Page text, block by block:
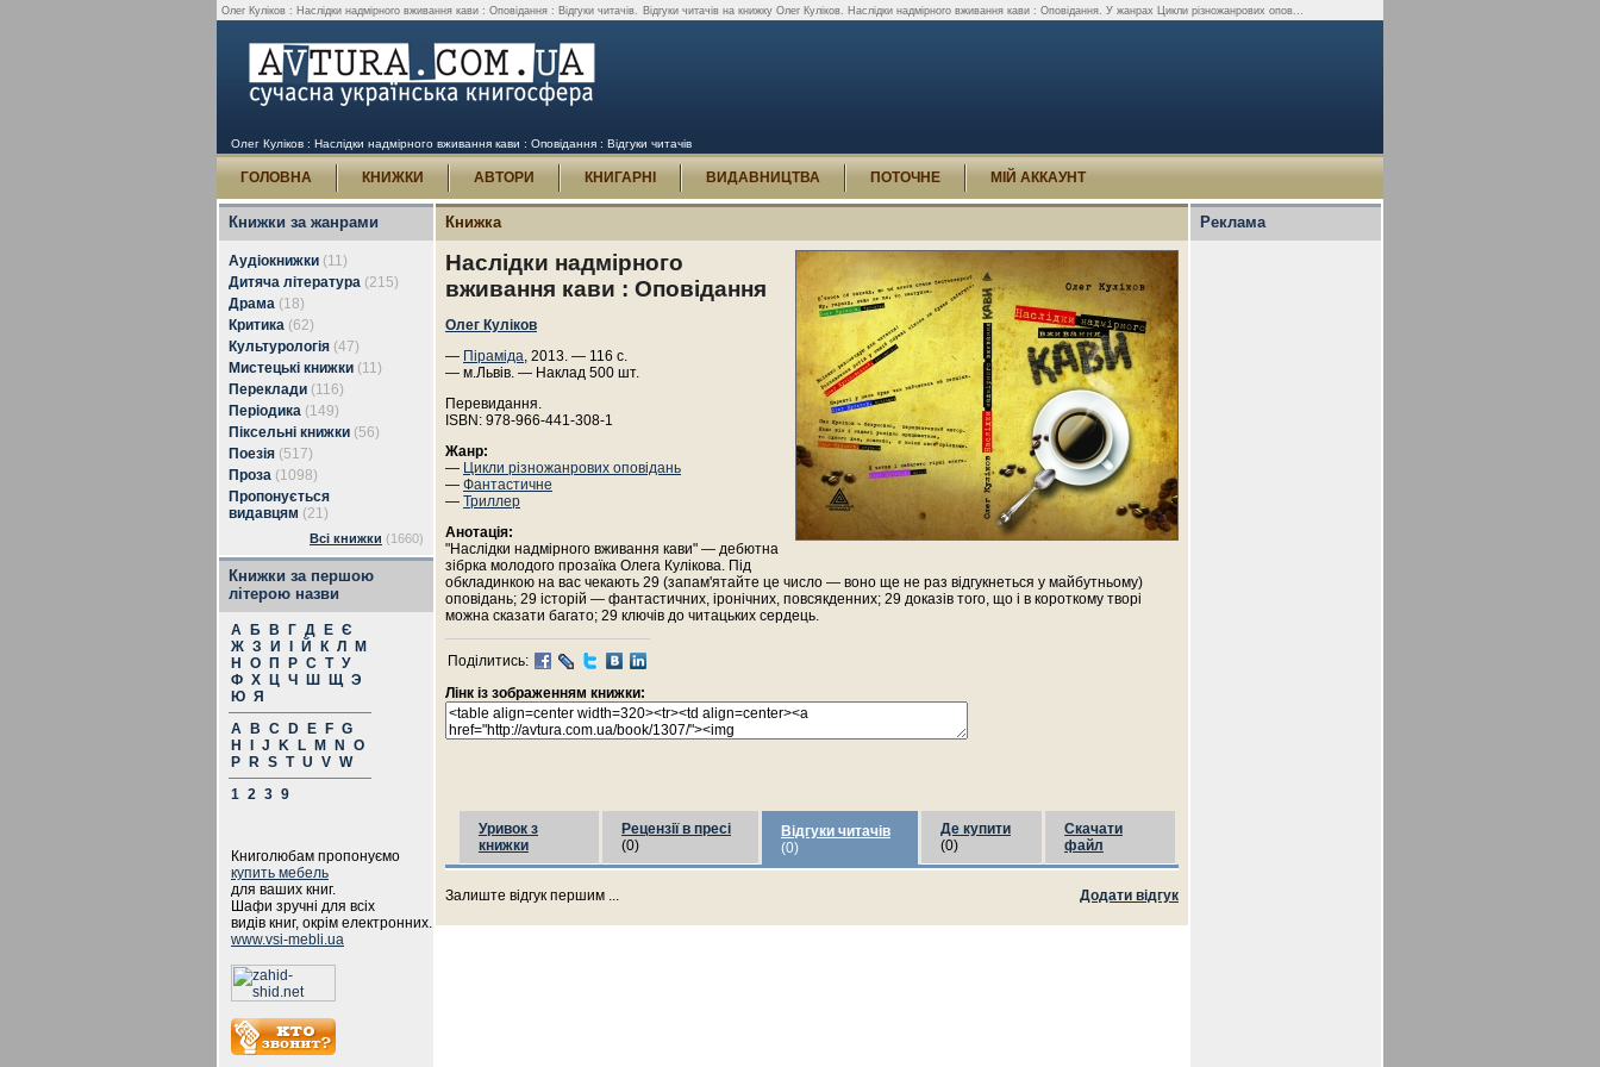
Олег Куліков : Наслідки надмірного вживання кави : Оповідання : Відгуки читачів. Відгуки читачів на книжку Олег Куліков. Наслідки надмірного вживання кави : Оповідання. У жанрах Цикли різножанрових опов...
Олег Куліков : Наслідки надмірного вживання кави : Оповідання : Відгуки читачів
ГОЛОВНА КНИЖКИ АВТОРИ КНИГАРНІ ВИДАВНИЦТВА ПОТОЧНЕ МІЙ АККАУНТ
Книжки за жанрами
Аудіокнижки (11)
Дитяча література (215)
Драма (18)
Критика (62)
Культурологія (47)
Мистецькі книжки (11)
Переклади (116)
Періодика (149)
Піксельні книжки (56)
Поезія (517)
Проза (1098)
Пропонується
видавцям (21)
Всі книжки (1660)
Книжки за першою
літерою назви
А Б В Г Д Е Є
Ж З И Й К Л
М
Н
О П Р С Т У
Ф Х Ц Ч Ш Щ Э
Ю Я
A
B C D E F G
H
J K L M N
O
P
R S T U V W
1 2 3 9
Книголюбам пропонуємо
купить мебель
для ваших книг.
Шафи зручні для всіх
видів книг, окрім електронних.
www.vsi-mebli.ua
Книжка
Наслідки надмірного
вживання кави : Оповідання
Олег Куліков
— Піраміда, 2013. — 116 с.
— м.Львів. — Наклад 500 шт.
Перевидання.
ISBN: 978-966-441-308-1
Жанр:
— Цикли різножанрових оповідань
— Фантастичне
— Триллер
Анотація:
"Наслідки надмірного вживання кави" — дебютна
зібрка молодого прозаїка Олега Кулікова. Під
обкладинкою на вас чекають 29 (запам'ятайте це число — воно ще не раз відгукнеться у майбутньому)
оповідань; 29 історій — фантастичних, іронічних, повсякденних; 29 доказів того, що і в короткому творі
можна сказати багато; 29 ключів до читацьких сердець.
Поділитись:
Лінк із зображенням книжки:
Уривок з
книжки
Рецензії в пресі
(0)
Відгуки читачів
(0)
Де купити
(0)
Скачати
файл
Додати відгук
Залиште відгук першим ...
Реклама